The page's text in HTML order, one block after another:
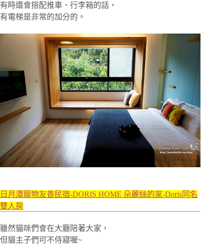
有時還會搭配推車、行李箱的話，
有電梯是非常的加分的。
日月潭寵物友善民宿-DORIS HOME 朵麗絲的家-Doris同名
雙人房
雖然貓咪們會在大廳陪著大家，
但貓主子們可不侍寢喔~